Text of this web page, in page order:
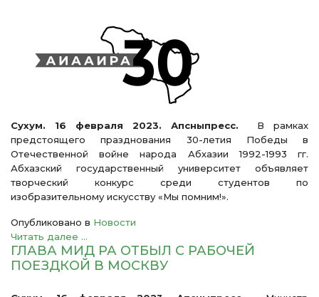
Сухум. 16 февраля 2023. Апсныпресс. В рамках
предстоящего празднования 30-летия Победы в
Отечественной войне народа Абхазии 1992-1993 гг.
Абхазский государственный университет объявляет
творческий конкурс среди студентов по
изобразительному искусству «Мы помним!».
Опубликовано в Новости
Читать далее ...
ГЛАВА МИД РА ОТБЫЛ С РАБОЧЕЙ
ПОЕЗДКОЙ В МОСКВУ